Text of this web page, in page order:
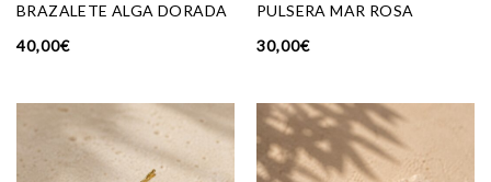
BRAZALETE ALGA DORADA
40,00€
PULSERA MAR ROSA
30,00€